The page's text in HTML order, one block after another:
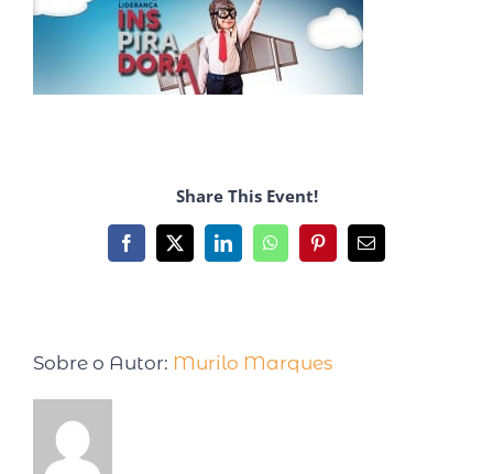
Share This Event!
Sobre o Autor: Murilo Marques